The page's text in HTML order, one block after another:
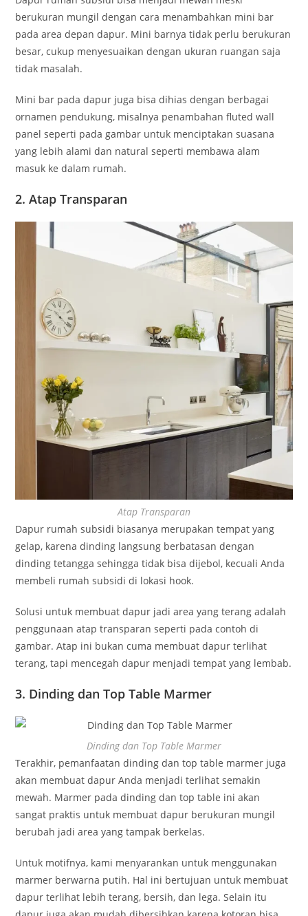
berukuran mungil dengan cara menambahkan mini bar
pada area depan dapur. Mini barnya tidak perlu berukuran
besar, cukup menyesuaikan dengan ukuran ruangan saja
tidak masalah.
Mini bar pada dapur juga bisa dihias dengan berbagai
ornamen pendukung, misalnya penambahan fluted wall
panel seperti pada gambar untuk menciptakan suasana
yang lebih alami dan natural seperti membawa alam
masuk ke dalam rumah.
2. Atap Transparan
Atap Transparan
Dapur rumah subsidi biasanya merupakan tempat yang
gelap, karena dinding langsung berbatasan dengan
dinding tetangga sehingga tidak bisa dijebol, kecuali Anda
membeli rumah subsidi di lokasi hook.
Solusi untuk membuat dapur jadi area yang terang adalah
penggunaan atap transparan seperti pada contoh di
gambar. Atap ini bukan cuma membuat dapur terlihat
terang, tapi mencegah dapur menjadi tempat yang lembab.
3. Dinding dan Top Table Marmer
Dinding dan Top Table Marmer
Terakhir, pemanfaatan dinding dan top table marmer juga
akan membuat dapur Anda menjadi terlihat semakin
mewah. Marmer pada dinding dan top table ini akan
sangat praktis untuk membuat dapur berukuran mungil
berubah jadi area yang tampak berkelas.
Untuk motifnya, kami menyarankan untuk menggunakan
marmer berwarna putih. Hal ini bertujuan untuk membuat
dapur terlihat lebih terang, bersih, dan lega. Selain itu